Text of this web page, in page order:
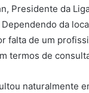
Presidente da
da
falta de um
termos de
naturalmente